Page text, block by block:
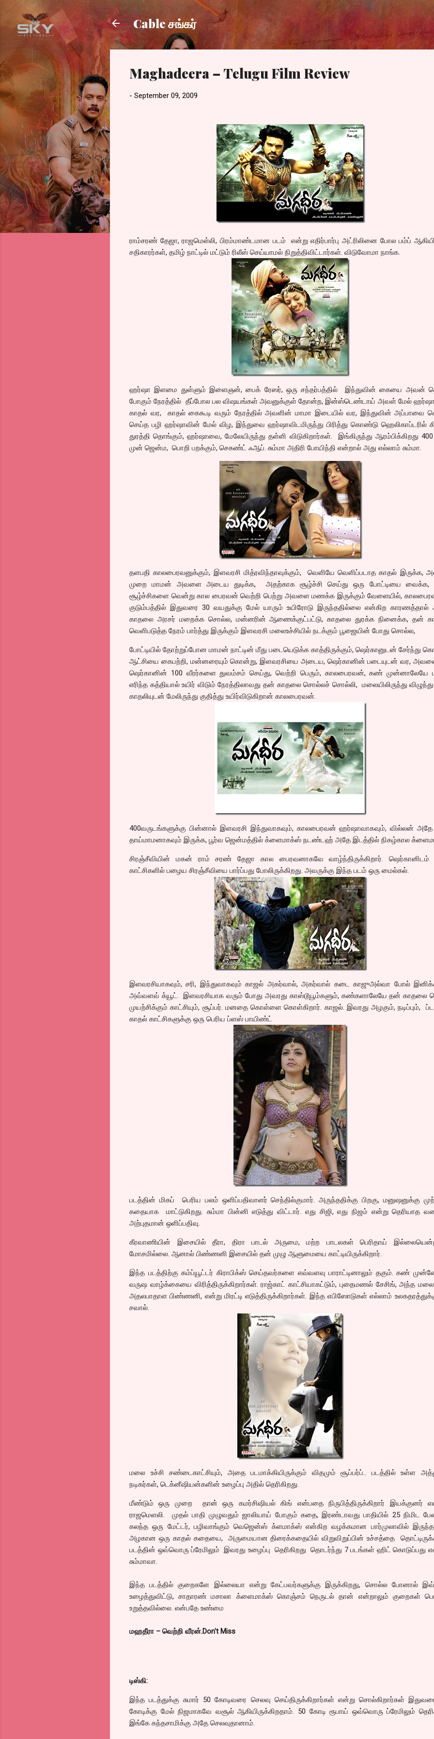
Skip to main content
Cable சங்கர்
Maghadeera – Telugu Film Review
- September 09, 2009
ராம்சரண் தேஜா, ராஜமெள்லி, பிரம்மாண்டமான படம் என்று எதிர்பார்பு அட்ரிலினை போல பம்ப்
சதிகாரர்கள், தமிழ் நாட்டில் மட்டும் ரிலீஸ் செய்யாமல் நிறுத்திவிட்டார்கள். விடுவோமா நாங்க.
ஹர்ஷா இளமை துள்ளும் இளைஞன், பைக் ரேஸர், ஒரு சந்தர்பத்தில் இந்துவின் கையை அவன்
போகும் நேரத்தில் தீப்போல பல விஷயங்கள் அவனுக்குள் தோன்ற, இன்ஸ்டெண்டாய் அவள் மேல்
காதல் வர, காதல் கைகூடி வரும் நேரத்தில் அவளின் மாமா இடையில் வர, இந்துவின் அப்பாவை
செய்த பழி ஹர்ஷாவின் மேல் விழ, இந்துவை ஹர்ஷாவிடமிருந்து பிரித்து கொண்டு ஹெலிகாப்டரில்
துரத்தி தொங்கும், ஹர்ஷாவை, மேலேயிருந்து தள்ளி விடுகிறார்கள். இங்கிருந்து ஆரம்பிக்கிறது 400
முன் ஜென்ம, பொறி பறக்கும், செகண்ட் ஃஆப். சும்மா அதிரி போயிந்தி என்றால் அது எல்லாம் சும்மா.
தளபதி காலபைரவனுக்கும், இளவரசி மித்ரவிந்தாவுக்கும், வெளியே வெளிப்படாத காதல் இருக்க,
முறை மாமன் அவளை அடைய துடிக்க, அதற்காக சூழ்ச்சி செய்து ஒரு போட்டியை வைக்க,
சூழ்ச்சிகளை வென்று கால பைரவன் வெற்றி பெற்று அவளை மணக்க இருக்கும் வேளையில்,
குடும்பத்தில் இதுவரை 30 வயதுக்கு மேல் யாரும் உயிரோடு இருந்ததில்லை என்கிற
காதலை அரசர் மறைக்க சொல்ல, மன்னரின் ஆணைக்குட்பட்டு, காதலை துரக்க நினைக்க, தன்
வெளிபடுத்த நேரம் பார்த்து இருக்கும் இளவரசி மலைஉச்சியில் நடக்கும் பூஜையின் போது சொல்ல,
போட்டியில் தோற்றுப்போன மாமன் நாட்டின் மீது படையெடுக்க காத்திருக்கும், ஷெர்கானுடன் சேர்ந்து
ஆட்சியை கைபற்றி, மன்னரையும் கொன்று, இளவரசியை அடைய, ஷெர்கானின் படையுடன் வர,
ஷெர்கானின் 100 வீரர்களை துவம்சம் செய்து, வெற்றி பெரும், காலபைரவன், கண் முன்னாலேயே
எரிந்த கத்தியால் உயிர் விடும் நேரத்திலாவது தன் காதலை சொல்லச் சொல்லி, மலையிலிருந்து விழுந்து
காதலியுடன் மேலிருந்து குதித்து உயிர்விடுகிறான் காலபைரவன்.
400வருடங்களுக்கு பின்னால் இளவரசி இந்துவாகவும், காலபைரவன் ஹர்ஷாவாகவும், வில்லன்
தாய்மாமனாகவும் இருக்க, பூர்வ ஜென்மத்தில் க்ளைமாக்ஸ் நடண்டஹ் அதே இடத்தில் நிகழ்கால
சிரஞ்சீவியின் மகன் ராம் சரண் தேஜா கால பைரவனாகவே வாழ்ந்திருக்கிறார். ஷெர்கானிடம்
காட்சிகளில் பழைய சிரஞ்சீவியை பார்ப்பது போலிருக்கிறது. அவருக்கு இந்த படம் ஒரு மைல்கல்.
இளவரசியாகவும், சரி, இந்துவாகவும் காஜல் அகர்வால், அகர்வால் கடை காஜுஅல்வா போல்
அவ்வளவ் க்யூட். இளவரசியாக வரும் போது அவரது காஸ்டூயூம்களும், கண்களாலேயே தன் காதலை
முயற்சிக்கும் காட்சியும், சூப்பர். மனதை கொள்ளை கொள்கிறார். காஜல். இவரது அழகும், நடிப்பும்,
காதல் காட்சிகளுக்கு ஒரு பெரிய ப்ளஸ் பாயிண்ட்
படத்தின் மிகப் பெரிய பலம் ஒளிப்பதிவாளர் செந்தில்குமார். அருந்ததிக்கு பிறகு, மனுஷனுக்கு
கதையாக மாட்டுகிறது. சும்மா பின்னி எடுத்து விட்டார். எது சிஜி, எது நிஜம் என்று தெரியாத
அற்புதமான் ஒளிப்பதிவு.
கீரவாணியின் இசையில் தீரா, திரா பாடல் அருமை, மற்ற பாடலகள் பெரிதாய்
மோசமில்லை. ஆனால் பிண்ணனி இசையில் தன் முழு ஆளுமையை காட்டியிருக்கிறார்.
இந்த படத்திற்கு கம்ப்யூட்டர் கிராபிக்ஸ் செய்தவர்களை எவ்வளவு பாராட்டினாலும் தகும். கண்
வருஷ வாழ்க்கையை விரித்திருக்கிறார்கள். ராஜ்காட் காட்சியாகட்டும், புதைமணல் சேசிங், அந்த மலை
அதலபாதாள பிண்ணனி, என்று மிரட்டி எடுத்திருக்கிறார்கள். இந்த எபிஸோடுகள் எல்லாம்
சவால்.
மலை உச்சி சண்டைகாட்சியும், அதை படமாக்கியிருக்கும் விதமும் சூப்பர்ப்.. படத்தில் உள்ள
நடிகர்கள், டெக்னீஷியன்களின் உழைப்பு அதில் தெரிகிறது.
மீண்டும் ஒரு முறை தான் ஒரு கமர்சிஷியல் கிங் என்பதை நிருபித்திருக்கிறார் இயக்குனர்
ராஜமெளலி. முதல் பாதி முழுவதும் ஜாலியாய் போகும் கதை, இரண்டாவது பாதியில் 25 நிமிட
கலந்த ஒரு மேட்டர், பழிவாங்கும் வெஜென்ஸ் க்ளமாக்ஸ் என்கிற வழக்கமான பார்முலாவில்
அழகான ஒரு காதல் கதையை, அருமையான திரைக்கதையில் விறுவிறுப்பின் உச்சத்தை
படத்தின் ஒவ்வொரு ப்ரேமிலும் இவரது உழைப்பு தெரிகிறது தொடர்ந்து 7 படங்கள் ஹிட் கொடுப்பது
சும்மாவா.
இந்த படத்தில் குறைகளே இல்லையா என்று கேட்பவர்களுக்கு இருக்கிறது, சொல்ல போனால்
உழைத்துவிட்டு, சாதாரண் மசாலா க்ளைமாக்ஸ் கொஞ்சம் நெருடல் தான் என்றாலும் குறைகள்
உறுத்தவில்லை. என்பதே உண்மை
மஹதீரா – வெற்றி வீரன்.Don't Miss
டிஸ்கி:
இந்த படத்துக்கு சுமார் 50 கோடிவரை செலவு செய்திருக்கிறார்கள் என்று சொல்கிறார்கள்
கோடிக்கு மேல் நிஜமாகவே வசூல் ஆகியிருக்கிறதாம். 50 கோடி ரூபாய் ஒவ்வொரு ப்ரேமிலும்
இங்கே கந்தசாமிக்கு அதே செலவுதானாம்.